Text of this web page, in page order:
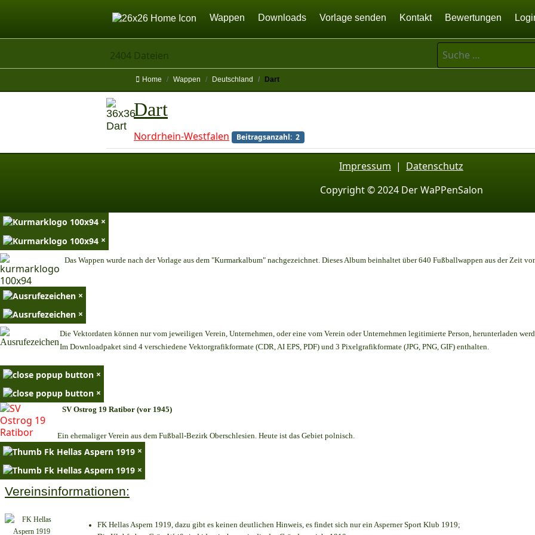
Home
Wappen Downloads Vorlage senden Kontakt Bewertungen
2404 Dateien
Suchen
Home Wappen Deutschland Dart
Dart
Nordrhein-Westfalen Beitragsanzahl: 2
Impressum | Datenschutz
Copyright © 2024 Der WaPPenSalon
×
×
Das Wappen wurde nach der Vorlage aus dem "Kurmarkalbum" nachgezeichnet. Dieses Album beinhaltet über 640 Fußballwappen aus der Zeit
×
×
Die Vektordaten können nur vom jeweiligen Verein, Unternehmen, oder eine vom Verein oder Unternehmen legitimierte Person, herunterladen
Im Downloadpaket sind 4 verschiedene Vektorgrafikformate (CDR, AI EPS, PDF) und 3 Pixelgrafikformate (JPG, PNG, GIF) enthalten.
×
×
SV Ostrog 19 Ratibor (vor 1945)
Ein ehemaliger Verein aus dem Fußball-Bezirk Oberschlesien. Heute ist das Gebiet polnisch.
×
×
Vereinsinformationen:
FK Hellas Aspern 1919, dazu gibt es keinen deutlichen Hinweis, es findet sich nur ein Asperner Sport Klub 1919;